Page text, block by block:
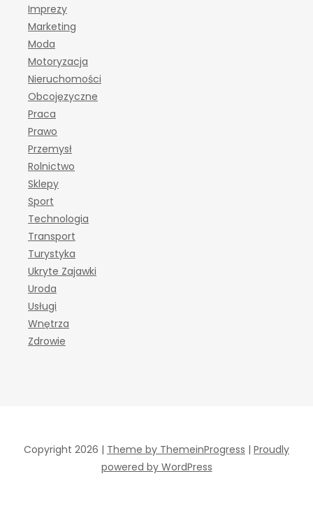
Imprezy
Marketing
Moda
Motoryzacja
Nieruchomości
Obcojęzyczne
Praca
Prawo
Przemysł
Rolnictwo
Sklepy
Sport
Technologia
Transport
Turystyka
Ukryte Zajawki
Uroda
Usługi
Wnętrza
Zdrowie
Copyright 2026 | Theme by ThemeinProgress | Proudly
powered by WordPress